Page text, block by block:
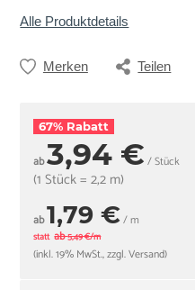
Alle Produktdetails
Merken Teilen
67% Rabatt
ab3,94 € / Stück
(1 Stück = 2,2 m)
ab1,79 €/ m
statt ab5,49 €/m
(inkl. 19% MwSt., zzgl. Versand)